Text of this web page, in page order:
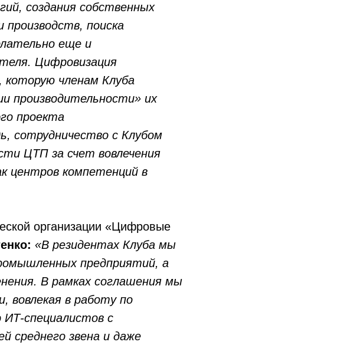
создания собственных
производств, поиска
еще и
Цифровизация
которую членам Клуба
их
проекта
сотрудничество с Клубом
ЦТП за счет вовлечения
центров компетенций в
организации «Цифровые
«В резидентах Клуба мы
предприятий, а
В рамках соглашения мы
вовлекая в работу по
специалистов с
среднего звена и даже